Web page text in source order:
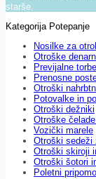
starše.
Kategorija Potepanje
Nosilke za
Otroške
Previjalne torbe
Prenosne
Otroški
Potovalke in
Otroški dežniki
Otroške
Vozički marele
Otroški sedeži
Otroški skiroji
Otroški šotori
Poletni